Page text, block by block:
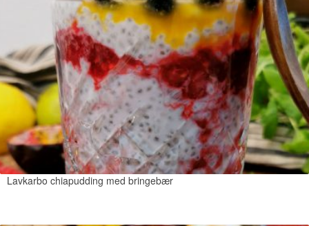
Lavkarbo chiapudding med bringebær